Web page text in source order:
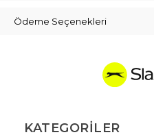
Ödeme Seçenekleri
KATEGORILER